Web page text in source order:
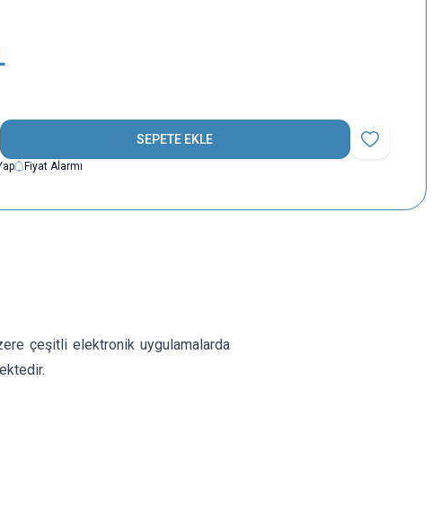
SEPETE EKLE
Favoriye Ekle
Fiyat Alarmı
çeşitli elektronik uygulamalarda